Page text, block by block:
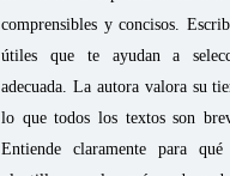
comprensibles y concisos.
útiles que te ayudan a
adecuada. La autora valora su
lo que todos los textos son
Entiende claramente para